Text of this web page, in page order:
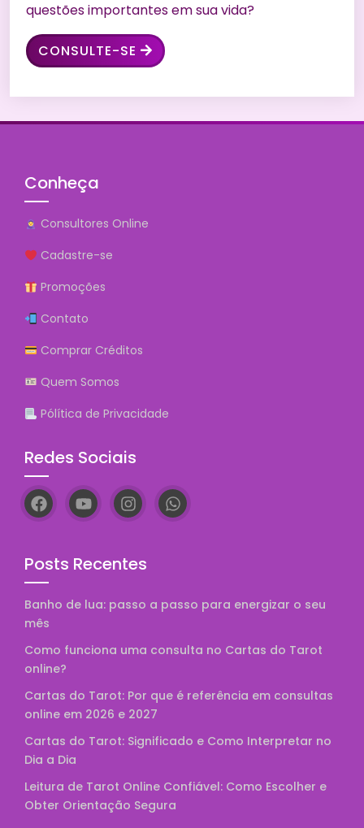
questões importantes em sua vida?
CONSULTE-SE
Conheça
Consultores Online
Cadastre-se
Promoções
Contato
Comprar Créditos
Quem Somos
Pólítica de Privacidade
Redes Sociais
Posts Recentes
Banho de lua: passo a passo para energizar o seu
mês
Como funciona uma consulta no Cartas do Tarot
online?
Cartas do Tarot: Por que é referência em consultas
online em 2026 e 2027
Cartas do Tarot: Significado e Como Interpretar no
Dia a Dia
Leitura de Tarot Online Confiável: Como Escolher e
Obter Orientação Segura